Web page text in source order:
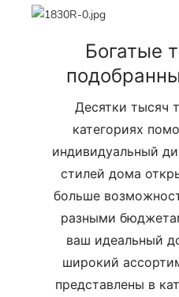
Богатые
Десятки тысяч
категориях
индивидуальный
стилей дома
больше
разными
ваш идеальный
широкий
представлены в